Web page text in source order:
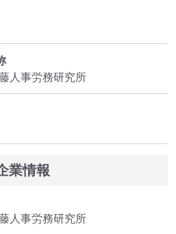
人事労務研究所
業情報
人事労務研究所